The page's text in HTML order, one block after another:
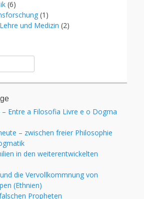
(6)
(1)
und Medizin (2)
Entre a Filosofia Livre e o Dogma
– zwischen freier Philosophie
in den weiterentwickelten
die Vervollkommnung von
(Ethnien)
Propheten